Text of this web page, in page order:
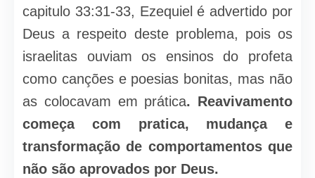
capitulo 33:31-33, Ezequiel é advertido por
Deus a respeito deste problema, pois os
israelitas ouviam os ensinos do profeta
como canções e poesias bonitas, mas não
as colocavam em prática. Reavivamento
começa com pratica, mudança e
transformação de comportamentos que
não são aprovados por Deus.